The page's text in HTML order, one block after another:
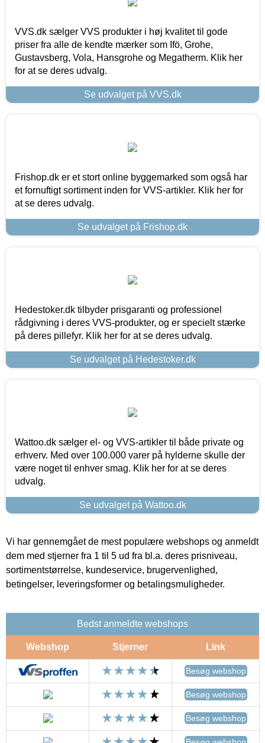
VVS.dk sælger VVS produkter i høj kvalitet til gode
priser fra alle de kendte mærker som Ifö, Grohe,
Gustavsberg, Vola, Hansgrohe og Megatherm. Klik her
for at se deres udvalg.
Se udvalget på VVS.dk
Frishop.dk er et stort online byggemarked som også har
et fornuftigt sortiment inden for VVS-artikler. Klik her for
at se deres udvalg.
Se udvalget på Frishop.dk
Hedestoker.dk tilbyder prisgaranti og professionel
rådgivning i deres VVS-produkter, og er specielt stærke
på deres pillefyr. Klik her for at se deres udvalg.
Se udvalget på Hedestoker.dk
Wattoo.dk sælger el- og VVS-artikler til både private og
erhverv. Med over 100.000 varer på hylderne skulle der
være noget til enhver smag. Klik her for at se deres
udvalg.
Se udvalget på Wattoo.dk
Vi har gennemgået de mest populære webshops og anmeldt
dem med stjerner fra 1 til 5 ud fra bl.a. deres prisniveau,
sortimentstørrelse, kundeservice, brugervenlighed,
betingelser, leveringsformer og betalingsmuligheder.
Bedst anmeldte webshops
Webshop Stjerner Link
Besøg webshop
Besøg webshop
Besøg webshop